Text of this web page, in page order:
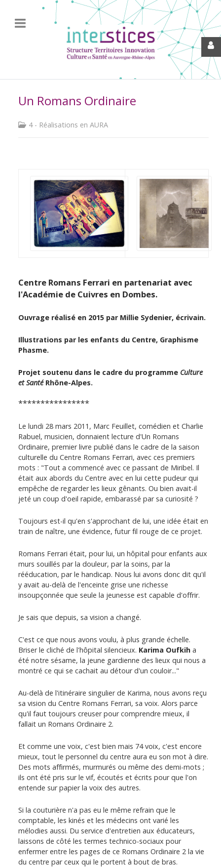
Un Romans Ordinaire
4 - Réalisations en AURA
Centre Romans Ferrari en partenariat avec
l'Académie de Cuivres en Dombes.
Ouvrage réalisé en 2015 par Millie Sydenier, écrivain.
Illustrations par les enfants du Centre, Graphisme
Phasme.
Projet soutenu dans le cadre du programme Culture
et SantéRhône-Alpes.
****************
Le lundi 28 mars 2011, Marc Feuillet, comédien et Charlie
Rabuel, musicien, donnaient lecture d'Un Romans
Ordinaire, premier livre publié dans le cadre de la saison
culturelle du Centre Romans Ferrari, avec ces premiers
mots : "Tout a commencé avec ce passant de Miribel. Il
était aux abords du Centre avec en lui cette pudeur qui
empêche de regarder les lieux gênants. Ou bien avait-il
jeté un coup d'oeil rapide, embarassé par sa curiosité ?
Toujours est-il qu'en s'approchant de lui, une idée était en
train de naître, une évidence, futur fil rouge de ce projet.
Romans Ferrari était, pour lui, un hôpital pour enfants aux
murs souillés par la douleur, par la soins, par la
rééducation, par le handicap. Nous lui avons donc dit qu'il
y avait au-delà de l'enceinte grise une richesse
insoupçonnée que seule la jeunesse est capable d'offrir.
Je sais que depuis, sa vision a changé.
C'est ce que nous avons voulu, à plus grande échelle.
Briser le cliché de l'hôpital silencieux. Karima Oufkih a
été notre sésame, la jeune gardienne des lieux qui nous a
montré ce qui se cachait au détour d'un couloir..."
Au-delà de l'itinéraire singulier de Karima, nous avons reçu
sa vision du Centre Romans Ferrari, sa voix. Alors parce
qu'il faut toujours creuser pour comprendre mieux, il
fallait un Romans Ordinaire 2.
Et comme une voix, c'est bien mais 74 voix, c'est encore
mieux, tout le personnel du centre aura eu son mot à dire.
Des mots affirmés, murmurés ou même des demi-mots ;
ils ont été pris sur le vif, écoutés et écrits pour que l'on
entende sur papier la voix des autres.
Si la couturière n'a pas eu le même refrain que le
comptable, les kinés et les médecins ont varié les
mélodies aussi. Du service d'entretien aux éducateurs,
laissons de côté les termes technico-sociaux pour
enfermer entre les pages de ce Romans Ordinaire 2 la vie
du centre par ceux qui le portent à bout de bras.